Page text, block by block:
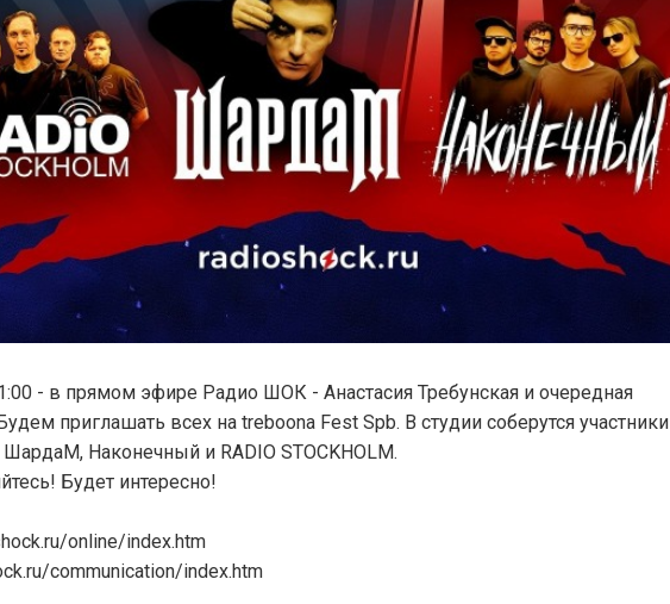
- в прямом эфире Радио ШОК - Анастасия Требунская и очередная
приглашать всех на treboona Fest Spb. В студии соберутся участники
Наконечный и RADIO STOCKHOLM.
Будет интересно!
online/index.htm
communication/index.htm